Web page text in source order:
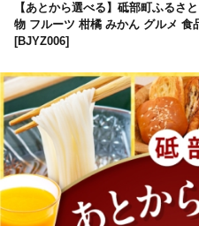
【あとから選べる】砥部町ふるさ
物 フルーツ 柑橘 みかん グルメ 食
[BJYZ006]